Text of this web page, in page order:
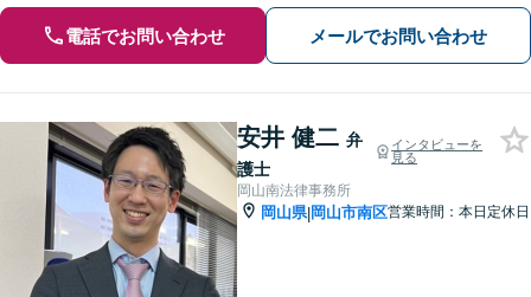
電話でお問い合わせ メールでお問い合わせ
安井 健二 弁
護士
インタビューを
見る
岡山南法律事務所
岡山県|岡山市南区営業時間：本日定休日